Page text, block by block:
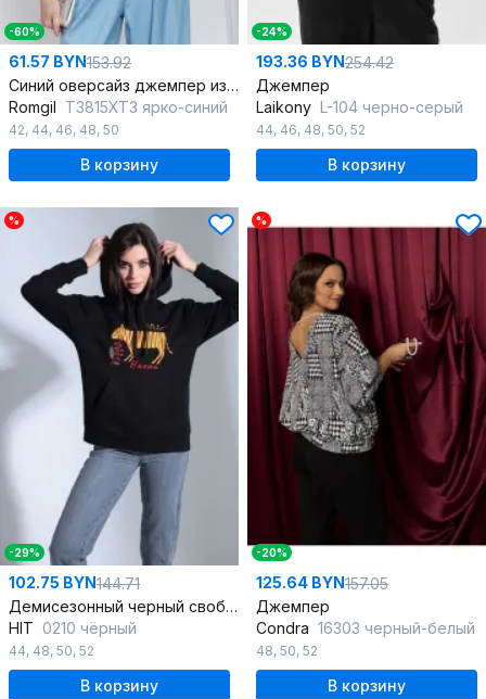
-60%
61.57 BYN153.92
Синий оверсайз джемпер из трикотажа и сетки
Romgil ТЗ815ХТЗ ярко-синий
42, 44, 46, 48, 50
В корзину
-24%
193.36 BYN254.42
Джемпер
Laikony L-104 черно-серый
44, 46, 48, 50, 52
В корзину
%
-29%
102.75 BYN144.71
Демисезонный черный свободный худи с вышивкой и капюшоном
HIT 0210 чёрный
44, 48, 50, 52
В корзину
%
-20%
125.64 BYN157.05
Джемпер
Condra 16303 черный-белый
48, 50, 52
В корзину